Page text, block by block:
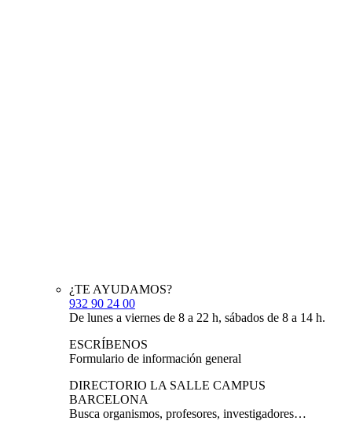
¿TE AYUDAMOS?
932 90 24 00
De lunes a viernes de 8 a 22 h, sábados de 8 a 14 h.
ESCRÍBENOS
Formulario de información general
DIRECTORIO LA SALLE CAMPUS
BARCELONA
Busca organismos, profesores, investigadores…